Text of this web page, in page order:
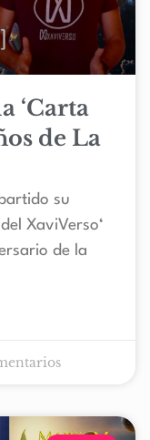
‘Carta
de La
su
XaviVerso‘
de la